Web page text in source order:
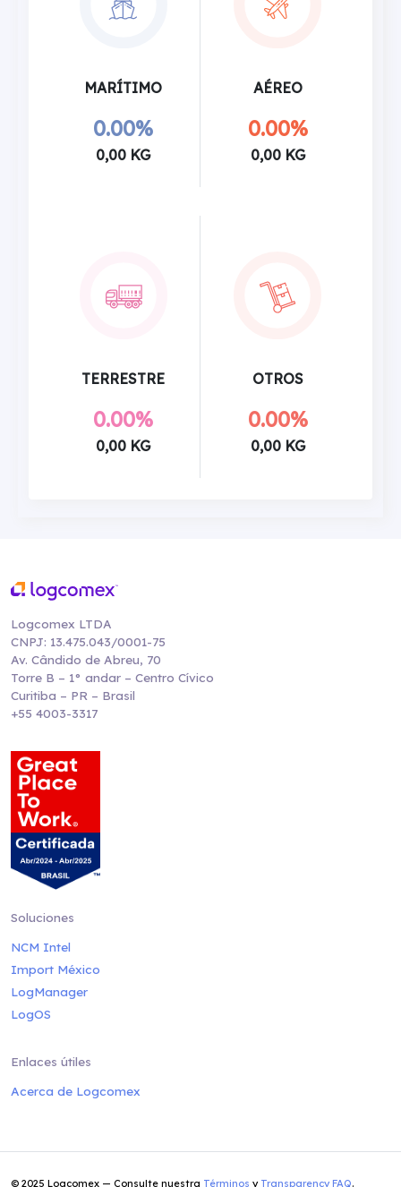
MARÍTIMO
0.00%
0,00 KG
AÉREO
0.00%
0,00 KG
TERRESTRE
0.00%
0,00 KG
OTROS
0.00%
0,00 KG
Logcomex LTDA
CNPJ: 13.475.043/0001-75
Av. Cândido de Abreu, 70
Torre B – 1° andar – Centro Cívico
Curitiba – PR – Brasil
+55 4003-3317
Soluciones
NCM Intel
Import México
LogManager
LogOS
Enlaces útiles
Acerca de Logcomex
© 2025 Logcomex — Consulte nuestra Términos y Transparency FAQ.